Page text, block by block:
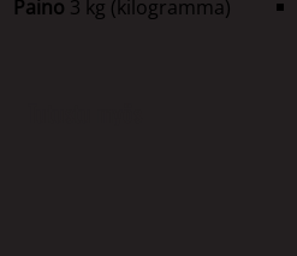
Paino 3 kg (kilogramma)